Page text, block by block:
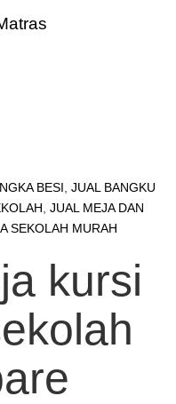
BESI JUAL BANGKU
JUAL MEJA DAN
SEKOLAH MURAH
kursi